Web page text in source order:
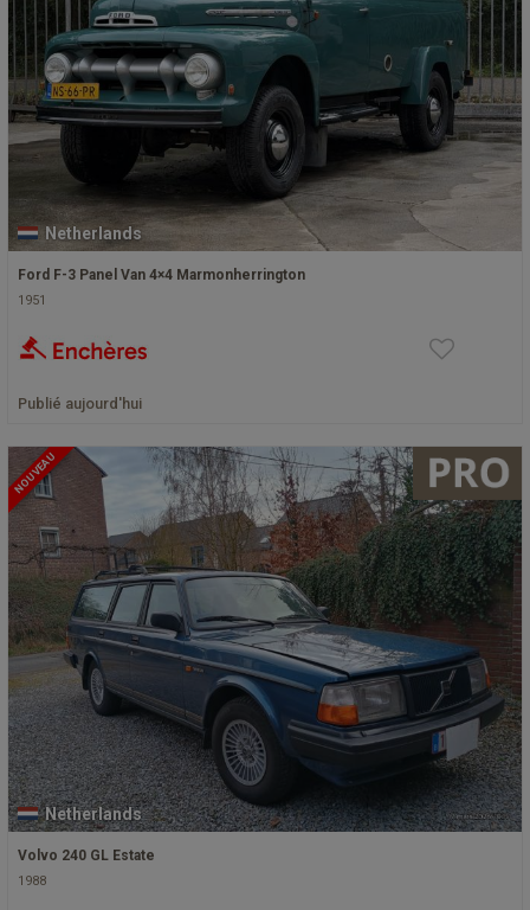
Netherlands
Ford F-3 Panel Van 4×4 Marmonherrington
1951
Publié aujourd'hui
NOUVEAU
Netherlands
Volvo 240 GL Estate
1988